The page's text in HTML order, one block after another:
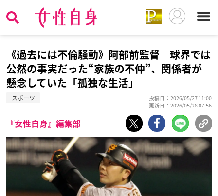
《過去には不倫騒動》阿部前監督 球界では
公然の事実だった“家族の不仲”、関係者が
懸念していた「孤独な生活」
スポーツ
投稿日：2026/05/27 11:00
更新日：2026/05/28 07:56
『女性自身』編集部